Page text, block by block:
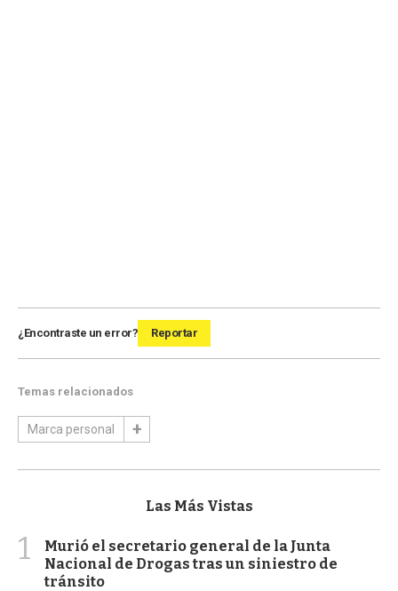
¿Encontraste un error? Reportar
Temas relacionados
Marca personal
Las Más Vistas
1
Murió el secretario general de la Junta
Nacional de Drogas tras un siniestro de
tránsito